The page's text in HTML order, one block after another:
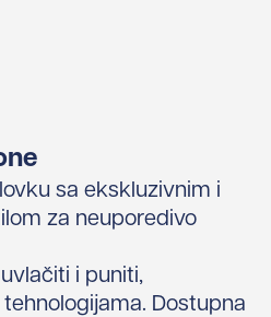
sa ekskluzivnim i
za neuporedivo
i puniti,
Dostupna